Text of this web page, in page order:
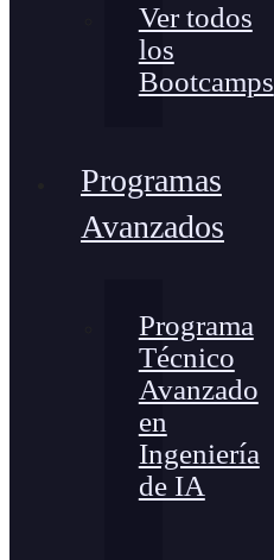
Ver todos
los
Bootcamps
Programas
Avanzados
Programa
Técnico
Avanzado
en
Ingeniería
de IA